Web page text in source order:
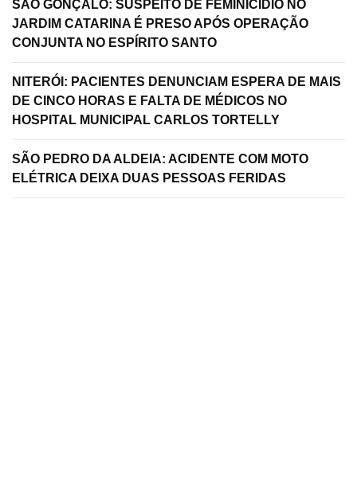
SÃO GONÇALO: SUSPEITO DE FEMINICÍDIO NO
JARDIM CATARINA É PRESO APÓS OPERAÇÃO
CONJUNTA NO ESPÍRITO SANTO
NITERÓI: PACIENTES DENUNCIAM ESPERA DE MAIS
DE CINCO HORAS E FALTA DE MÉDICOS NO
HOSPITAL MUNICIPAL CARLOS TORTELLY
SÃO PEDRO DA ALDEIA: ACIDENTE COM MOTO
ELÉTRICA DEIXA DUAS PESSOAS FERIDAS